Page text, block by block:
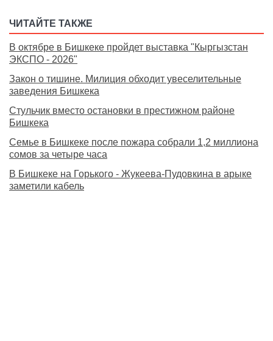
ЧИТАЙТЕ ТАКЖЕ
В октябре в Бишкеке пройдет выставка "Кыргызстан
ЭКСПО - 2026"
Закон о тишине. Милиция обходит увеселительные
заведения Бишкека
Стульчик вместо остановки в престижном районе
Бишкека
Семье в Бишкеке после пожара собрали 1,2 миллиона
сомов за четыре часа
В Бишкеке на Горького - Жукеева-Пудовкина в арыке
заметили кабель